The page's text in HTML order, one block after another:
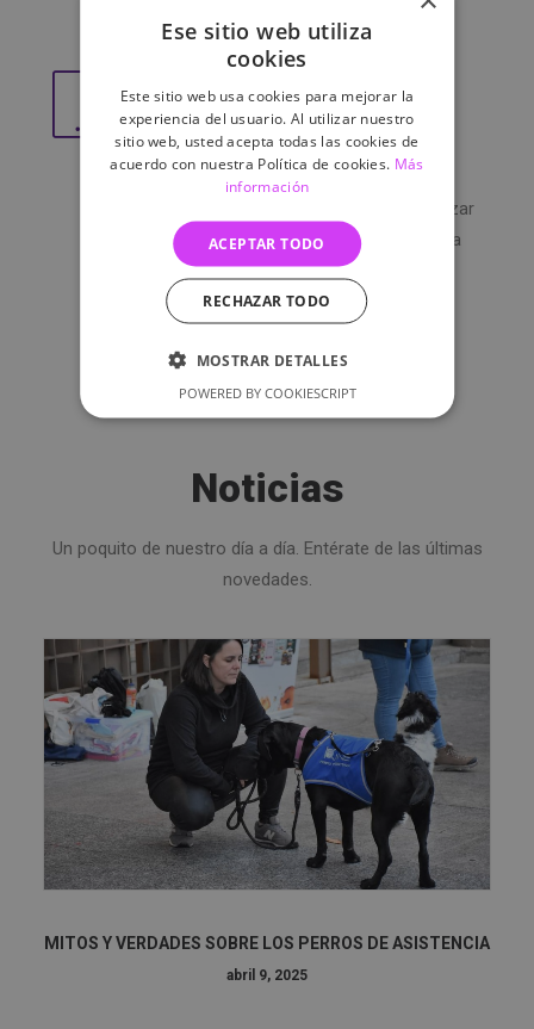
Compromiso y ética
Trabajamos con
responsabilidad,
para garantizar
bienestar animal y humano
en cada
proyecto.
Noticias
Un poquito de nuestro día a día. Entérate de las últimas
novedades.
MITOS Y VERDADES SOBRE LOS PERROS DE ASISTENCIA
abril 9, 2025
Ese sitio web utiliza
cookies
Este sitio web usa cookies para mejorar la
experiencia del usuario. Al utilizar nuestro
sitio web, usted acepta todas las cookies de
acuerdo con nuestra Política de cookies. Más
información
ACEPTAR TODO
RECHAZAR TODO
MOSTRAR DETALLES
POWERED BY COOKIESCRIPT